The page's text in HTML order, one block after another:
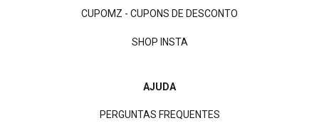
CUPOMZ - CUPONS DE DESCONTO
SHOP INSTA
AJUDA
PERGUNTAS FREQUENTES